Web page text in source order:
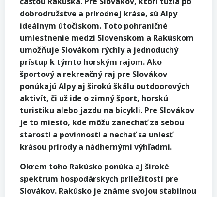
dobrodružstve a prírodnej kráse, sú Alpy
ideálnym útočiskom. Toto pohraničné
umiestnenie medzi Slovenskom a Rakúskom
umožňuje Slovákom rýchly a jednoduchý
prístup k týmto horským rajom. Ako
športový a rekreačný raj pre Slovákov
ponúkajú Alpy aj širokú škálu outdoorových
aktivít, či už ide o zimný šport, horskú
turistiku alebo jazdu na bicykli. Pre Slovákov
je to miesto, kde môžu zanechať za sebou
starosti a povinnosti a nechať sa uniesť
krásou prírody a nádhernými výhľadmi.
Okrem toho Rakúsko ponúka aj široké
spektrum hospodárskych príležitostí pre
Slovákov. Rakúsko je známe svojou stabilnou